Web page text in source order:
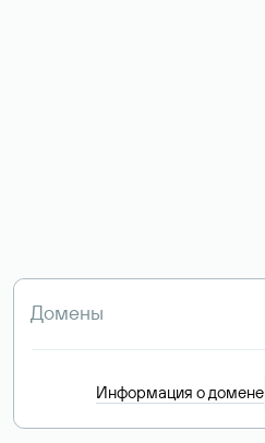
Информация о домене